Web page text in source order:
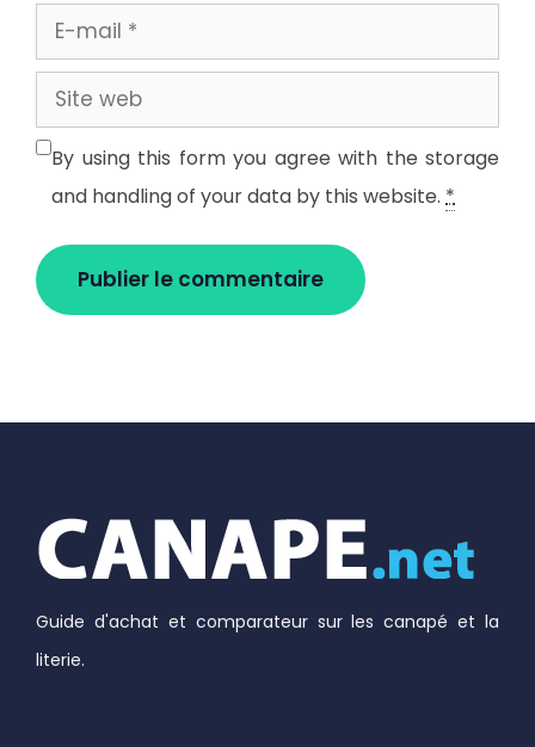
mail
Site
web
By using this form you agree with the storage
and handling of your data by this website. *
Guide d'achat et comparateur sur les canapé et la
literie.